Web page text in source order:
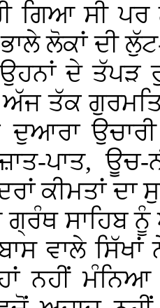
ਗਿਆ ਸੀ ਪਰ
ਲੋਕਾਂ ਦੀ
ਦੇ ਤੱਪੜ
ਤੱਕ
ਦੁਆਰਾ
ਜ਼ਾਤ-ਪਾਤ,
ਕੀਮਤਾਂ ਦਾ
ਗ੍ਰੰਥ ਸਾਹਿਬ
ਵਾਲੇ ਸਿੱਖਾਂ
ਨਹੀਂ